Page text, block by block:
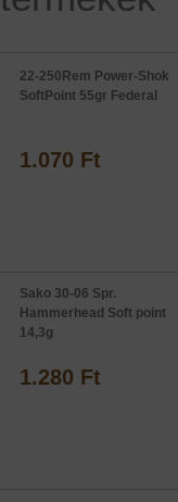
22-250Rem Power-Shok
SoftPoint 55gr Federal
1.070 Ft
Sako 30-06 Spr.
Hammerhead Soft point
14,3g
1.280 Ft